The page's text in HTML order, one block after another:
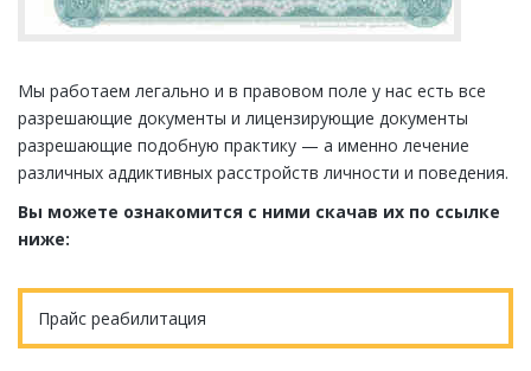
Мы работаем легально и в правовом поле у нас есть все
разрешающие документы и лицензирующие документы
разрешающие подобную практику — а именно лечение
различных аддиктивных расстройств личности и поведения.
Вы можете ознакомится с ними скачав их по ссылке
ниже:
Прайс реабилитация